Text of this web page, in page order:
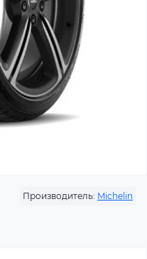
Производитель: Michelin